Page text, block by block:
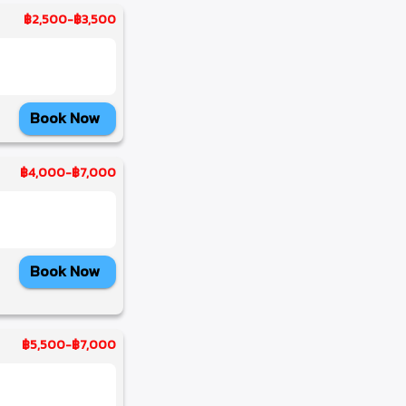
฿2,500-฿3,500
Book Now
฿4,000-฿7,000
Book Now
฿5,500-฿7,000